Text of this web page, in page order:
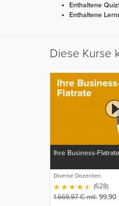
Enthaltene
Enthaltene
Diese Kurse
Ihre Business-Flatrate
Diverse Dozenten
(628)
1.669,97€mtl. 99,90